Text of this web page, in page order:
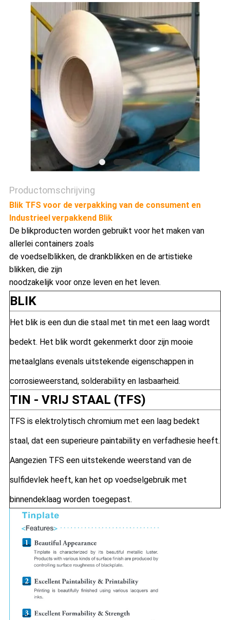
PRIVACYBELEID
Productomschrijving
Blik TFS voor de verpakking van de consument en
Industrieel verpakkend Blik
De blikproducten worden gebruikt voor het maken van
allerlei containers zoals
de voedselblikken, de drankblikken en de artistieke
blikken, die zijn
noodzakelijk voor onze leven en het leven.
BLIK
Het blik is een dun die staal met tin met een laag wordt
bedekt. Het blik wordt gekenmerkt door zijn mooie
metaalglans evenals uitstekende eigenschappen in
corrosieweerstand, solderability en lasbaarheid.
TIN - VRIJ STAAL (TFS)
TFS is elektrolytisch chromium met een laag bedekt
staal, dat een superieure paintability en verfadhesie heeft.
Aangezien TFS een uitstekende weerstand van de
sulfidevlek heeft, kan het op voedselgebruik met
binnendeklaag worden toegepast.